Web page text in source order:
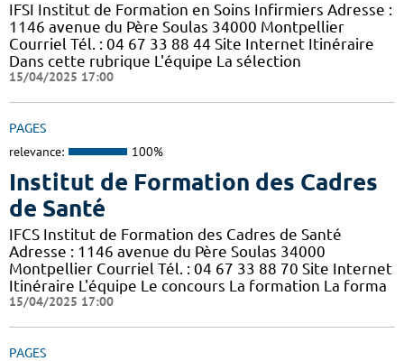
IFSI Institut de Formation en Soins Infirmiers Adresse :
1146 avenue du Père Soulas 34000 Montpellier
Courriel Tél. : 04 67 33 88 44 Site Internet Itinéraire
Dans cette rubrique L'équipe La sélection
15/04/2025 17:00
PAGES
relevance: 100%
Institut de Formation des Cadres
de Santé
IFCS Institut de Formation des Cadres de Santé
Adresse : 1146 avenue du Père Soulas 34000
Montpellier Courriel Tél. : 04 67 33 88 70 Site Internet
Itinéraire L'équipe Le concours La formation La forma
15/04/2025 17:00
PAGES